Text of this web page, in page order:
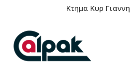
Κτημα Κυρ